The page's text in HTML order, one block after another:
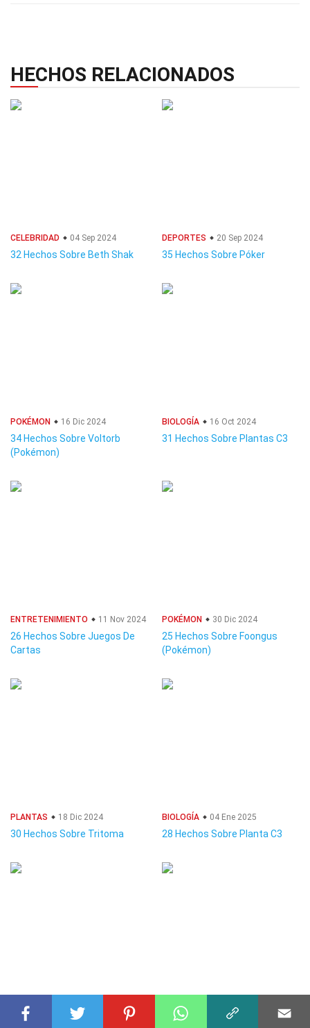
HECHOS RELACIONADOS
CELEBRIDAD 04 Sep 2024
32 Hechos Sobre Beth Shak
DEPORTES 20 Sep 2024
35 Hechos Sobre Póker
POKÉMON 16 Dic 2024
34 Hechos Sobre Voltorb
(Pokémon)
BIOLOGÍA 16 Oct 2024
31 Hechos Sobre Plantas C3
ENTRETENIMIENTO 11 Nov 2024
26 Hechos Sobre Juegos De
Cartas
POKÉMON 30 Dic 2024
25 Hechos Sobre Foongus
(Pokémon)
PLANTAS 18 Dic 2024
30 Hechos Sobre Tritoma
BIOLOGÍA 04 Ene 2025
28 Hechos Sobre Planta C3
35 Hechos Sobre Nincada
26 Hechos Sobre Falinks